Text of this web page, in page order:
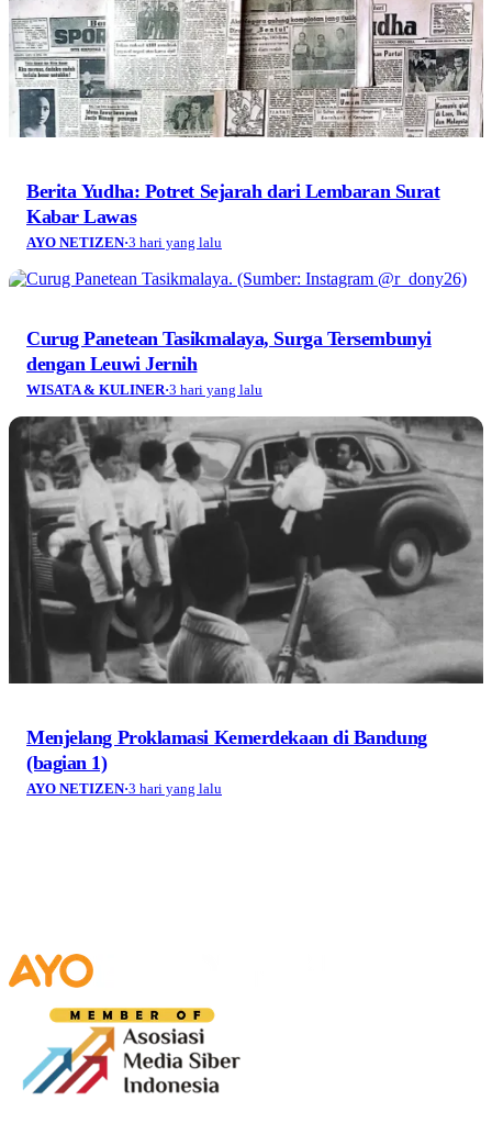
Berita Yudha: Potret Sejarah dari Lembaran Surat
Kabar Lawas
AYO NETIZEN·3 hari yang lalu
Curug Panetean Tasikmalaya, Surga Tersembunyi
dengan Leuwi Jernih
WISATA & KULINER·3 hari yang lalu
Menjelang Proklamasi Kemerdekaan di Bandung
(bagian 1)
AYO NETIZEN·3 hari yang lalu